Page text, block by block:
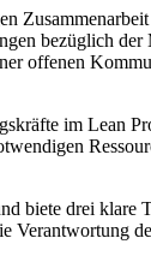
bezüglich
offenen
im Lean
biete drei